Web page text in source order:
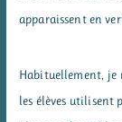
apparaissent en
Habituellement, je
les élèves utilisent